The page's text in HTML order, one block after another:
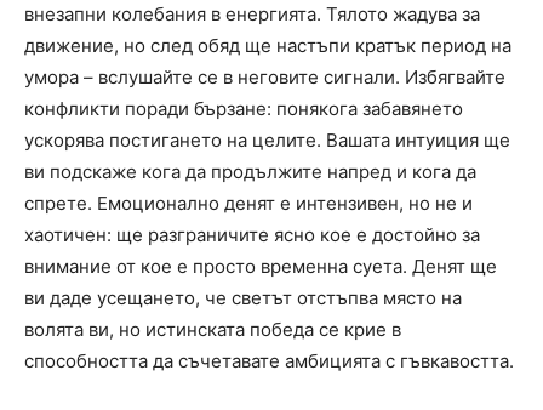
внезапни колебания в енергията. Тялото жадува за
движение, но след обяд ще настъпи кратък период на
умора – вслушайте се в неговите сигнали. Избягвайте
конфликти поради бързане: понякога забавянето
ускорява постигането на целите. Вашата интуиция ще
ви подскаже кога да продължите напред и кога да
спрете. Емоционално денят е интензивен, но не и
хаотичен: ще разграничите ясно кое е достойно за
внимание от кое е просто временна суета. Денят ще
ви даде усещането, че светът отстъпва място на
волята ви, но истинската победа се крие в
способността да съчетавате амбицията с гъвкавостта.